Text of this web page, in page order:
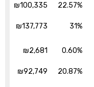
22.57%
₪100,335
31%
₪137,773
0.60%
₪2,681
20.87%
₪92,749